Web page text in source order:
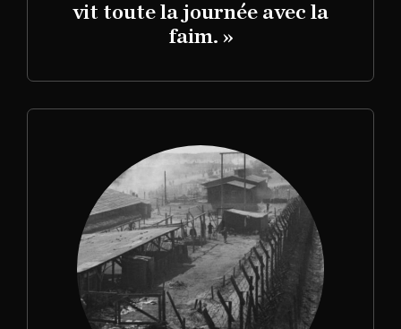
vit toute la journée avec la
faim. »